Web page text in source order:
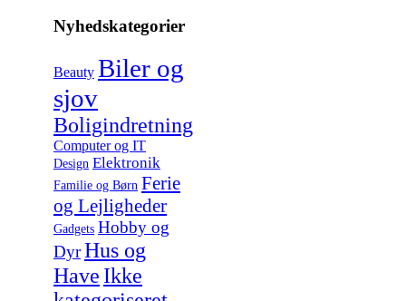
Nyhedskategorier
Beauty Biler og
sjov
Boligindretning
Computer og IT
Design Elektronik
Familie og Børn Ferie
og Lejligheder
Gadgets Hobby og
DyrHus og
Have Ikke